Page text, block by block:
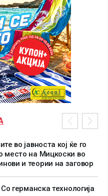
во јавноста кој ќе го
место на Мицкоски во
и теории на заговор
германска технологија